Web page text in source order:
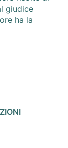
giudice
ha la